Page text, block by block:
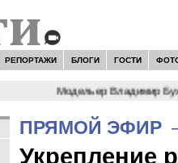
РЕПОРТАЖИ БЛОГИ ГОСТИ
Модельер Владимир
ПРЯМОЙ ЭФИР
Укрепление